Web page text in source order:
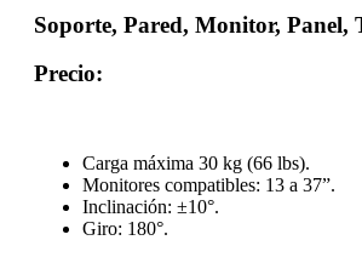
Soporte, Pared, Monitor, Panel,
Precio:
Carga máxima 30 kg (66 lbs).
Monitores compatibles: 13 a 37”.
Inclinación: ±10°.
Giro: 180°.